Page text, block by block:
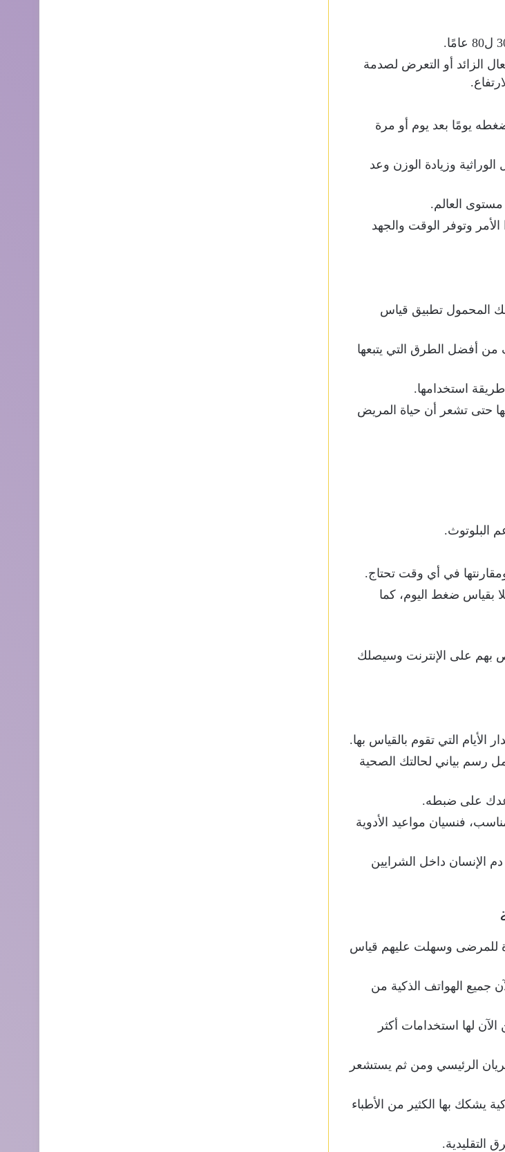
الزائد أو التعرض لصدمة
يومًا بعد يوم أو مرة
وزيادة الوزن وعد
العالم.
وتوفر الوقت والجهد
المحمول تطبيق قياس
من أفضل الطرق التي يتبعها
استخدامها.
حتى تشعر أن حياة المريض
البلوتوث.
في أي وقت تحتاج.
بقياس ضغط اليوم، كما
بهم على الإنترنت وسيصلك
التي تقوم بالقياس بها.
رسم بياني لحالتك الصحية
على ضبطه.
فنسيان مواعيد الأدوية
الإنسان داخل الشرايين
للمرضى وسهلت عليهم قياس
جميع الهواتف الذكية من
لها استخدامات أكثر
الرئيسي ومن ثم يستشعر
يشكك بها الكثير من الأطباء
التقليدية.